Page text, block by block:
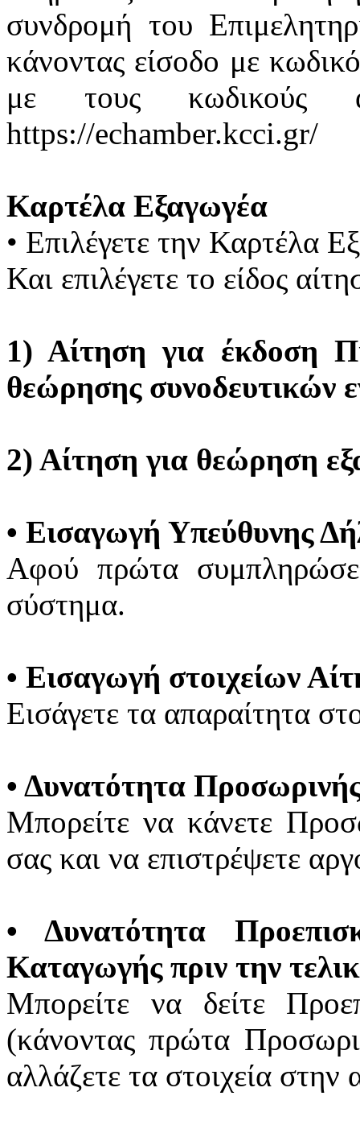
συνδρομή του
κάνοντας είσοδο με
με τους κωδικούς
https://echamber.kcci.gr/
Καρτέλα Εξαγωγέα
• Επιλέγετε την Καρτέλα
Και επιλέγετε το είδος
1) Αίτηση για έκδοση
θεώρησης συνοδευτικών
2) Αίτηση για θεώρηση
• Εισαγωγή Υπεύθυνης
Αφού πρώτα
σύστημα.
• Εισαγωγή στοιχείων
Εισάγετε τα απαραίτητα
• Δυνατότητα
Μπορείτε να κάνετε
σας και να επιστρέψετε
•
Δυνατότητα
Καταγωγής πριν την
Μπορείτε να δείτε
(κάνοντας πρώτα
αλλάζετε τα στοιχεία στην